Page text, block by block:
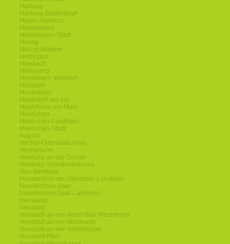
Marburg
Marburg-Biedenkopf
Mayen-Koblenz
Memmingen
Memmingen-Stadt
Merzig
Merzig-Wadern
Metzingen
Miesbach
Miltenberg
Moerfelden-Walldorf
Mosbach
Muehlacker
Muehldorf-am-Inn
Muehlheim-am-Main
Muenchen
Muenchen-Landkreis
Muenchen-Stadt
Nagold
Neckar-Odenwald-Kreis
Neckarsulm
Neuburg-an-der-Donau
Neuburg-Schrobenhausen
Neu-Isenburg
Neumarkt-in-der-Oberpfalz-Landkreis
Neunkirchen-Saar
Neunkirchen-Saar-Landkreis
Neusaess
Neustadt
Neustadt-an-der-Aisch-Bad-Windsheim
Neustadt-an-der-Waldnaab
Neustadt-an-der-Weinstrasse
Neustadt-Pfalz